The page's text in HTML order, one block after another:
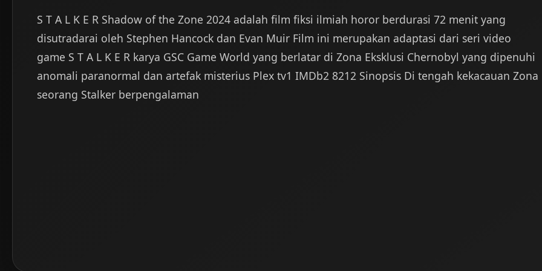
S T A L K E R Shadow of the Zone 2024 adalah film fiksi ilmiah horor berdurasi 72 menit yang
disutradarai oleh Stephen Hancock dan Evan Muir Film ini merupakan adaptasi dari seri video
game S T A L K E R karya GSC Game World yang berlatar di Zona Eksklusi Chernobyl yang dipenuhi
anomali paranormal dan artefak misterius Plex tv1 IMDb2 8212 Sinopsis Di tengah kekacauan Zona
seorang Stalker berpengalaman